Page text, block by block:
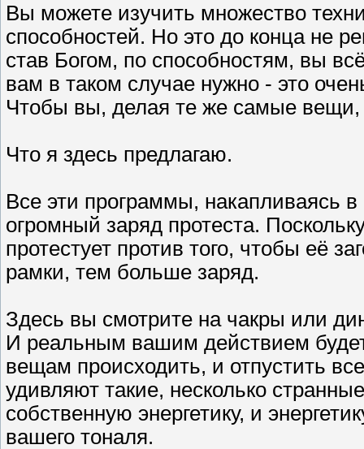
Вы можете изучить множество
способностей. Но это до конца не
став Богом, по способностям, вы
вам в таком случае нужно - это
Чтобы вы, делая те же самые вещи,
Что я здесь предлагаю.
Все эти программы, накапливаясь
огромный заряд протеста.
протестует против того, чтобы её
рамки, тем больше заряд.
Здесь вы смотрите на чакры или
И реальным вашим действием
вещам происходить, и отпустить
удивляют такие, несколько
собственную энергетику, и
вашего тоналя.